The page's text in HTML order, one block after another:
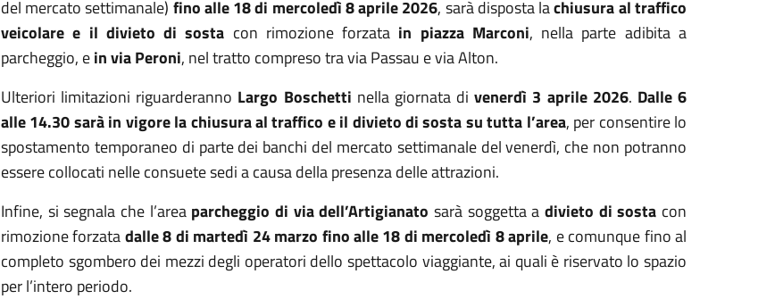
del mercato settimanale) fino alle 18 di mercoledì 8 aprile 2026, sarà disposta lachiusura al traffico
veicolare e il divieto di sosta con rimozione forzata in piazza Marconi, nella parte adibita a
parcheggio, ein via Peroni, nel tratto compreso tra via Passau e via Alton.
Ulteriori limitazioni riguarderanno Largo Boschetti nella giornata di venerdì 3 aprile 2026. Dalle 6
alle 14.30 sarà in vigore la chiusura al traffico e il divieto di sosta su tutta l’area, per consentire lo
spostamento temporaneo di parte dei banchi del mercato settimanale del venerdì, che non potranno
essere collocati nelle consuete sedi a causa della presenza delle attrazioni.
Infine, si segnala che l’areaparcheggio di via dell’Artigianato sarà soggetta a divieto di sosta con
rimozione forzatadalle 8 di martedì 24 marzo fino alle 18 di mercoledì 8 aprile, e comunque fino al
completo sgombero dei mezzi degli operatori dello spettacolo viaggiante, ai quali è riservato lo spazio
per l’intero periodo.